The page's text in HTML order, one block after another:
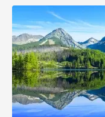
Východní
Slovensko
Region s
historicky
bohatými